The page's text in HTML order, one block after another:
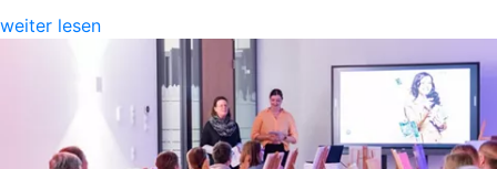
weiter lesen